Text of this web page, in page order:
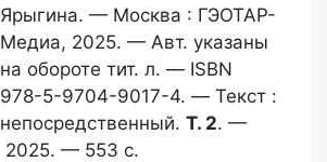
Ярыгина. — Москва : ГЭОТАР-
Медиа, 2025. — Авт. указаны
на обороте тит. л. — ISBN
978-5-9704-9017-4. — Текст :
непосредственный. Т. 2. —
2025. — 553 с.